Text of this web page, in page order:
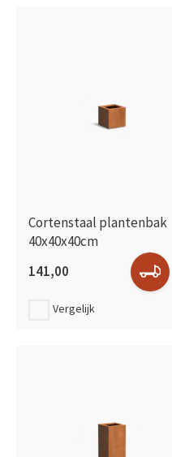
Cortenstaal plantenbak
40x40x40cm
141,00
Vergelijk